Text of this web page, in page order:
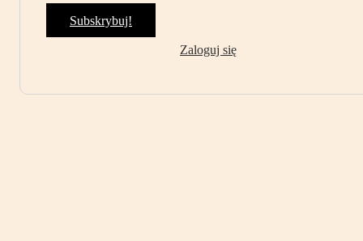
Subskrybuj!
Zaloguj się